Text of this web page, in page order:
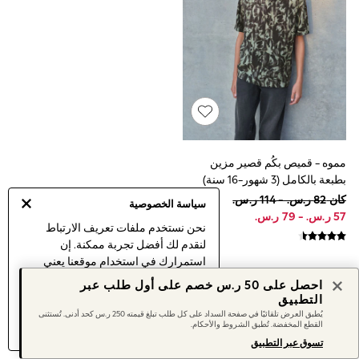
سياسة الخصوصية
نحن نستخدم ملفات تعريف الارتباط
لنقدم لك أفضل تجربة ممكنة. إن
استمرارك في استخدام موقعنا يعني
موافقتك على استخدامنا لملفات تعريف
الارتباط.
اكتشف المزيدعن إدارة إعدادات ملفات
تعريف الارتباط (الكوكيز).
Sets & Outfits
Linen Collection
Swimwear & Beachwear
Tops & T-Shirts
Sandals & Sliders
Jumpsuits & Playsuits
Shorts & Skirts
Sun Safe
Sun Hats & Caps
Sunglasses
Women's Holiday Shop
Women's Travel Styles
Dresses
Occasionwear
Linen Collection
Cover Ups & Kaftans
Swimwear
Jumpsuits & Playsuits
Beachwear
Skirts
Trousers
Sunglasses
مموه - قميص بكُم قصير مزين
بطبعة بالكامل (3 شهور-16 سنة)
كان ‏82 ر.س.‏ - ‏114 ر.س.‏
احصل على 50 ر.س خصم على أول طلب عبر
التطبيق
يُطبق العرض تلقائيًا في صفحة السداد على كل طلب تبلغ قيمته 250 ر.س كحد أدنى. تُستثنى
القطع المخفضة. تُطبق الشروط والأحكام.
تسوق عبر التطبيق